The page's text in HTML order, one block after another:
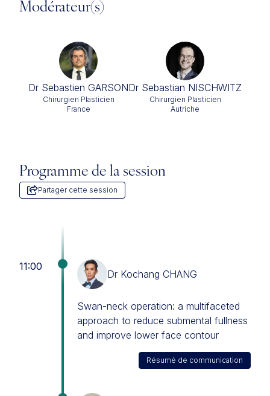
Modérateur(s)
Dr Sebastien GARSON
Chirurgien Plasticien
France
Dr Sebastian NISCHWITZ
Chirurgien Plasticien
Autriche
Programme de la session
Partager cette session
11:00
Dr Kochang CHANG
Swan-neck operation: a multifaceted
approach to reduce submental fullness
and improve lower face contour
Résumé de communication